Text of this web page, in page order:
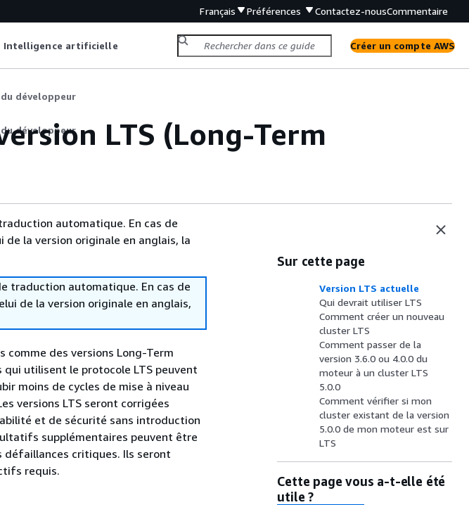
Français Préférences Contactez-nousCommentaire
Intelligence artificielle Créer un compte AWS
du développeur
du développeur
LTS (Long-Term
automatique. En cas de
la version originale en anglais, la
traduction automatique. En cas de
de la version originale en anglais,
comme des versions Long-Term
qui utilisent le protocole LTS peuvent
moins de cycles de mise à niveau
versions LTS seront corrigées
et de sécurité sans introduction
supplémentaires peuvent être
défaillances critiques. Ils seront
requis.
Sur cette page
Version LTS actuelle
Qui devrait utiliser LTS
Comment créer un nouveau
cluster LTS
Comment passer de la
version 3.6.0 ou 4.0.0 du
moteur à un cluster LTS
5.0.0
Comment vérifier si mon
cluster existant de la version
5.0.0 de mon moteur est sur
LTS
Cette page vous a-t-elle été
utile ?